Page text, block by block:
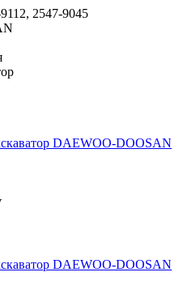
2547-9045